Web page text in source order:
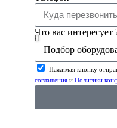
Что вас интересует
Нажимая кнопку
соглашения и Политики